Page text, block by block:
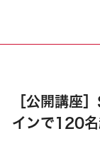
［公開講座
インで120名